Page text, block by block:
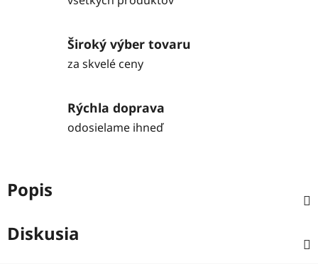
Široký výber tovaru
za skvelé ceny
Rýchla doprava
odosielame ihneď
Popis
Diskusia